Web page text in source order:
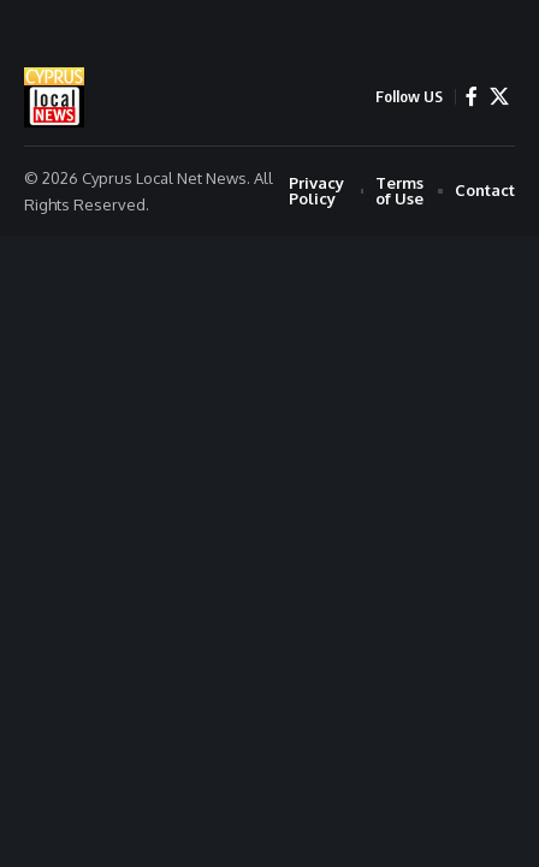
Follow US
© 2026 Cyprus Local Net News. All
Rights Reserved.
Privacy
Policy
Terms
of Use
Contact